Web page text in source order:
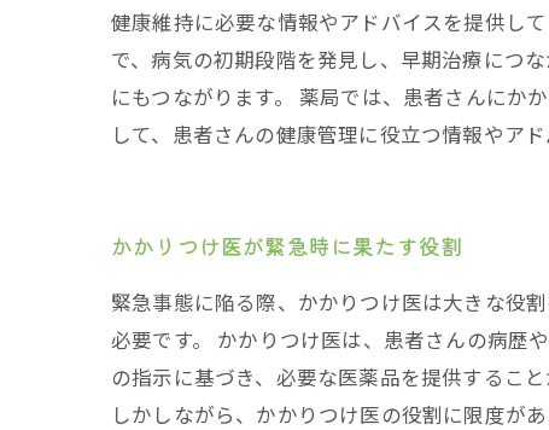
健康維持に必要な情報やアドバイスを提供し
で、病気の初期段階を発見し、早期治療につ
にもつながります。 薬局では、患者さんにか
して、患者さんの健康管理に役立つ情報やア
かかりつけ医が緊急時に果たす役割
緊急事態に陥る際、かかりつけ医は大きな役
必要です。 かかりつけ医は、患者さんの病歴
の指示に基づき、必要な医薬品を提供するこ
しかしながら、かかりつけ医の役割に限度が